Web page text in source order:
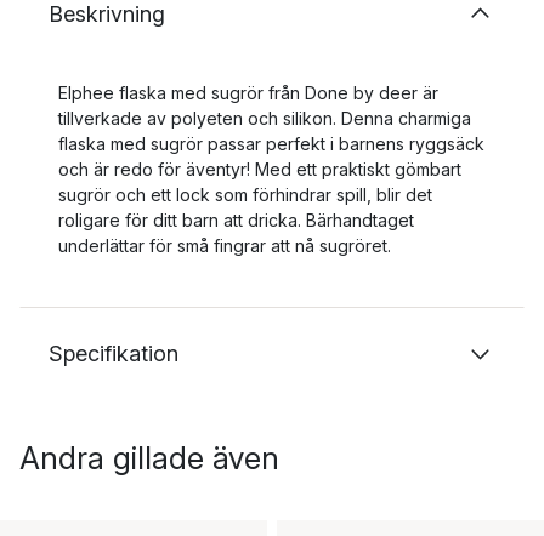
Beskrivning
Elphee flaska med sugrör från Done by deer är
tillverkade av polyeten och silikon. Denna charmiga
flaska med sugrör passar perfekt i barnens ryggsäck
och är redo för äventyr! Med ett praktiskt gömbart
sugrör och ett lock som förhindrar spill, blir det
roligare för ditt barn att dricka. Bärhandtaget
underlättar för små fingrar att nå sugröret.
Specifikation
Andra gillade även